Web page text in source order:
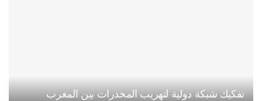
تفكيك شبكة دولية لتهريب المخدرات بين المغرب